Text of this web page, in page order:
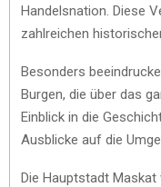
Handelsnation. Diese
zahlreichen
Besonders
Burgen, die über das
Einblick in die
Ausblicke auf die
Die Hauptstadt